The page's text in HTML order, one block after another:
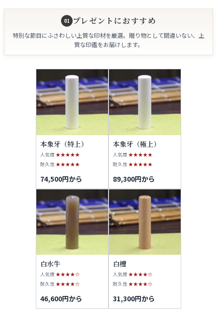
01 プレゼントにおすすめ
特別な節目にふさわしい上質な印材を厳選。贈り物として間違いない、上
質な印鑑をお届けします。
本象牙（特上）
人気度★★★★★
耐久性 ★★★★★
74,500円から
本象牙（極上）
人気度★★★★★
耐久性 ★★★★★
89,300円から
白水牛
人気度★★★★☆
耐久性★★★★☆
46,600円から
白檀
人気度★★★★☆
耐久性★★★★☆
31,300円から